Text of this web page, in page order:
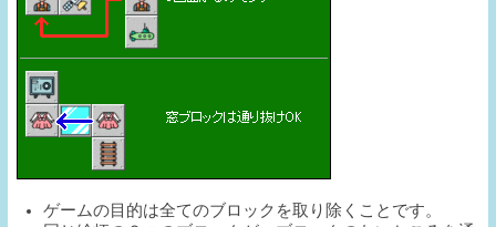
ゲームの目的は全てのブロックを取り除くことです。